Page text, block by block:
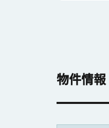
物件情報